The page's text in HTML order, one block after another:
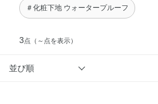
＃化粧下地 ウォータープルーフ
3点 （～点を表示）
並び順